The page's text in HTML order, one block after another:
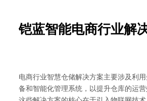
铠蓝智能电商行业解
电商行业智慧仓储解决方案主要涉及利
备和智能化管理系统，以提升仓库的运